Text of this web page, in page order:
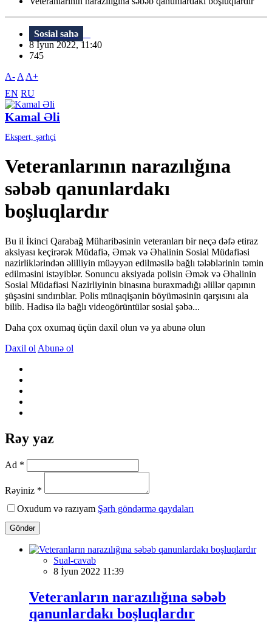
Sosial sahə
8 İyun 2022, 11:40
745
A- A A+
EN RU
Kamal Əli
Ekspert, şərhçi
Veteranlarının narazılığına
səbəb qanunlardakı
boşluqlardır
Bu il İkinci Qarabağ Müharibəsinin veteranları bir neçə dəfə etiraz
aksiyası keçirərək Müdafiə, Əmək və Əhalinin Sosial Müdafiəsi
nazirliklərindən əlilliyin müəyyən edilməsilə bağlı tələblərinin təmin
edilməsini istəyiblər. Sonuncu aksiyada polisin Əmək və Əhalinin
Sosial Müdafiəsi Nazirliyinin binasına buraxmadığı əlillər qapının
şüşəsini sındırıblar. Polis münaqişənin böyüməsinin qarşısını ala
bilib. Hadisə ilə bağlı videogörüntülər sosial şəbə...
Daha çox oxumaq üçün daxil olun və ya abunə olun
Daxil ol Abunə ol
Rəy yaz
Ad *
Rəyiniz *
Oxudum və razıyam Şərh göndərmə qaydaları
Göndər
Sual-cavab
8 İyun 2022 11:39
Veteranların narazılığına səbəb
qanunlardakı boşluqlardır